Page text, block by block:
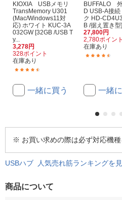
KIOXIA USBメモリ
TransMemory U301
(Mac/Windows11対
応) ホワイト KUC-3A
032GW [32GB /USB T
y...
3,278円
328ポイント
在庫あり
一緒に買う
BUFFALO
D USB-A接続
ク HD-
B /据え置き型]
27,800円
2,780ポイント
在庫あり
一緒
※ お買い求めの際は必ず対応機種
USBハブ 人気売れ筋ランキングを
商品について